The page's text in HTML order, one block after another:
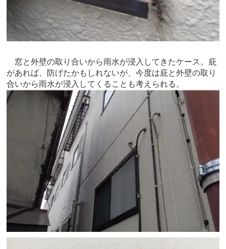
窓と外壁の取り合いから雨水が浸入してきたケース。庇
があれば、防げたかもしれないが、今度は庇と外壁の取り
合いから雨水が浸入してくることも考えられる。